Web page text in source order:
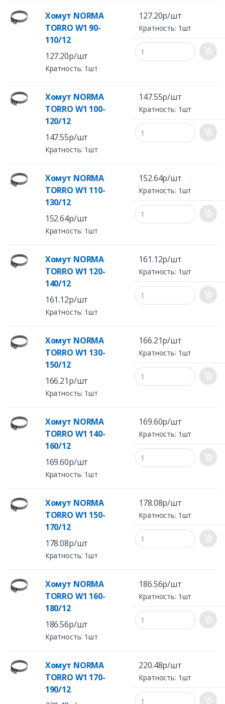
Хомут NORMA
TORRO W1 90-
110/12
127.20р/шт
Кратность: 1шт
127.20р/шт
Кратность: 1шт
Хомут NORMA
TORRO W1 100-
120/12
147.55р/шт
Кратность: 1шт
147.55р/шт
Кратность: 1шт
Хомут NORMA
TORRO W1 110-
130/12
152.64р/шт
Кратность: 1шт
152.64р/шт
Кратность: 1шт
Хомут NORMA
TORRO W1 120-
140/12
161.12р/шт
Кратность: 1шт
161.12р/шт
Кратность: 1шт
Хомут NORMA
TORRO W1 130-
150/12
166.21р/шт
Кратность: 1шт
166.21р/шт
Кратность: 1шт
Хомут NORMA
TORRO W1 140-
160/12
169.60р/шт
Кратность: 1шт
169.60р/шт
Кратность: 1шт
Хомут NORMA
TORRO W1 150-
170/12
178.08р/шт
Кратность: 1шт
178.08р/шт
Кратность: 1шт
Хомут NORMA
TORRO W1 160-
180/12
186.56р/шт
Кратность: 1шт
186.56р/шт
Кратность: 1шт
Хомут NORMA
TORRO W1 170-
190/12
220.48р/шт
Кратность: 1шт